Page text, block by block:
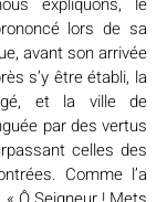
expliquons, le
avant son arrivée
s’y être établi, la
et la ville de
par des vertus
celles des
Comme l’a